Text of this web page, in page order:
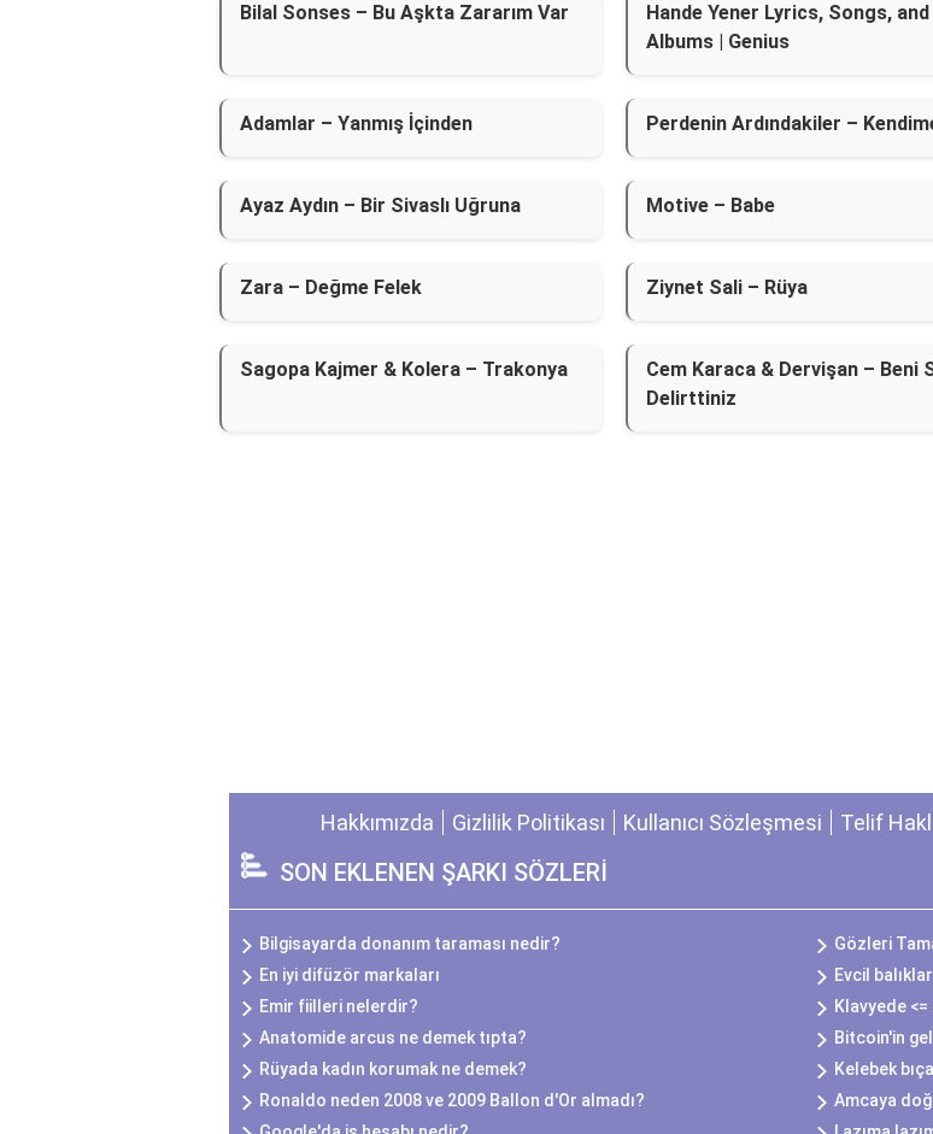
Bilal Sonses – Bu Aşkta Zararım Var
Hande Yener Lyrics, Songs, and
Albums | Genius
Adamlar – Yanmış İçinden Perdenin Ardındakiler –
Ayaz Aydın – Bir Sivaslı Uğruna Motive – Babe
Zara – Değme Felek Ziynet Sali – Rüya
Sagopa Kajmer & Kolera – Trakonya
Cem Karaca & Dervişan – Beni
Delirttiniz
Hakkımızda Gizlilik Politikası Kullanıcı Sözleşmesi Telif
SON EKLENEN ŞARKI SÖZLERİ
Bilgisayarda donanım taraması nedir?
Gözleri
En iyi difüzör markaları
Evcil
Emir fiilleri nelerdir?
Klavyede <=
Anatomide arcus ne demek tıpta?
Bitcoin'in
Rüyada kadın korumak ne demek?
Kelebek
Ronaldo neden 2008 ve 2009 Ballon d'Or almadı?
Amcaya